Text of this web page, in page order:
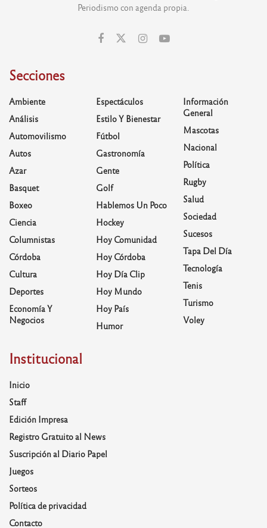
Periodismo con agenda propia.
Secciones
Ambiente
Análisis
Automovilismo
Autos
Azar
Basquet
Boxeo
Ciencia
Columnistas
Córdoba
Cultura
Deportes
Economía Y
Negocios
Espectáculos
Estilo Y Bienestar
Fútbol
Gastronomía
Gente
Golf
Hablemos Un Poco
Hockey
Hoy Comunidad
Hoy Córdoba
Hoy Día Clip
Hoy Mundo
Hoy País
Humor
Información
General
Mascotas
Nacional
Política
Rugby
Salud
Sociedad
Sucesos
Tapa Del Día
Tecnología
Tenis
Turismo
Voley
Institucional
Inicio
Staff
Edición Impresa
Registro Gratuito al News
Suscripción al Diario Papel
Juegos
Sorteos
Política de privacidad
Contacto